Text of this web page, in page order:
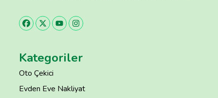
Kategoriler
Oto Çekici
Evden Eve Nakliyat